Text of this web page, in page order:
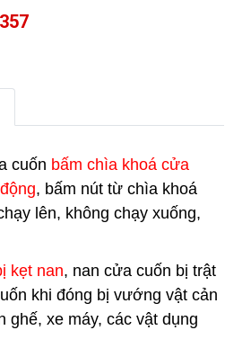
cuốn bấm chìa khoá cửa
, bấm nút từ chìa khoá
lên, không chạy xuống,
kẹt nan, nan cửa cuốn bị trật
khi đóng bị vướng vật cản
ghế, xe máy, các vật dụng